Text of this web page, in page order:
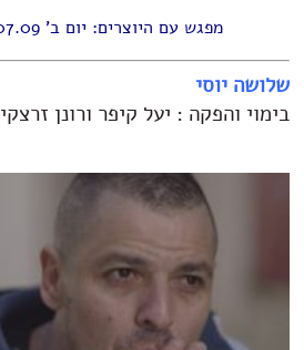
מפגש עם היוצרים: יום ב' 07.09 בשעה 21:30
שלושה יוסי
בימוי והפקה : יעל קיפר ורונן זרצקי